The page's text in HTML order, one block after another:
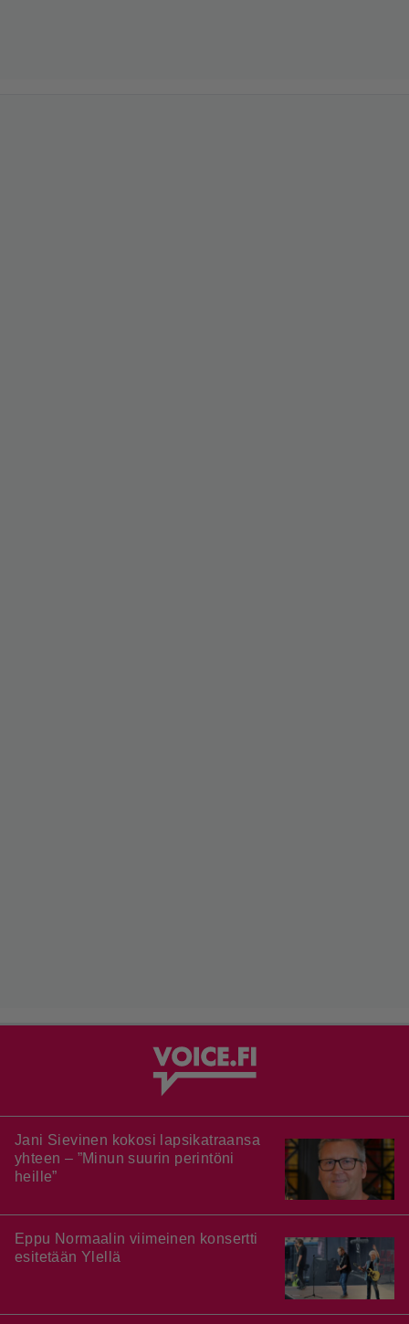
Jani Sievinen kokosi lapsikatraansa
yhteen – ”Minun suurin perintöni
heille”
Eppu Normaalin viimeinen konsertti
esitetään Ylellä